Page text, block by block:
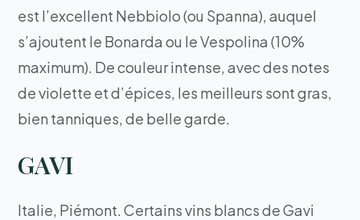
est l’excellent Nebbiolo (ou Spanna), auquel
s’ajoutent le Bonarda ou le Vespolina (10%
maximum). De couleur intense, avec des notes
de violette et d’épices, les meilleurs sont gras,
bien tanniques, de belle garde.
GAVI
Italie, Piémont. Certains vins blancs de Gavi